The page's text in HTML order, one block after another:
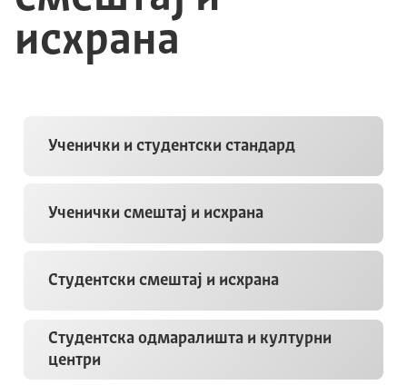
исхрана
Ученички и студентски стандард
Ученички смештај и исхрана
Студентски смештај и исхрана
Студентска одмаралишта и културни
центри